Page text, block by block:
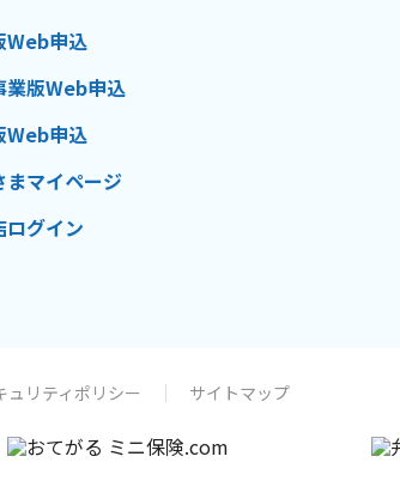
Web申込
業版Web申込
Web申込
まマイページ
ログイン
ュリティポリシー サイトマップ